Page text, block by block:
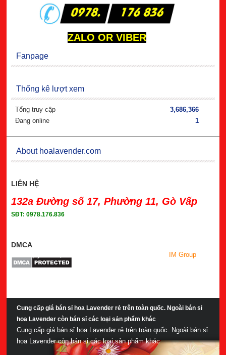
Cung cấp giá bán sỉ hoa Lavender rẻ trên toàn quốc. Ngoài bán sỉ
hoa Lavender còn bán sỉ các loại sản phẩm khác
Cung cấp giá bán sỉ hoa Lavender rẻ trên toàn quốc. Ngoài bán sỉ
hoa Lavender còn bán sỉ các loại sản phẩm khác
ZALO OR VIBER
Fanpage
Thống kê lượt xem
Tổng truy cập
3,686,366
Đang online
1
About hoalavender.com
LIÊN HỆ
132a Đường số 17, Phường 11, Gò Vấp
SĐT: 0978.176.836
DMCA
IM Group